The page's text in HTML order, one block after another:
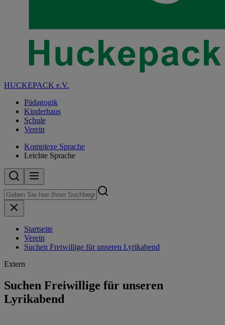
HUCKEPACK e.V.
Pädagogik
Kinderhaus
Schule
Verein
Komplexe Sprache
Leichte Sprache
Startseite
Verein
Suchen Freiwillige für unseren Lyrikabend
Extern
Suchen Freiwillige für unseren
Lyrikabend